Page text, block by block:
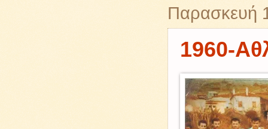
Παρασκευή
1960-